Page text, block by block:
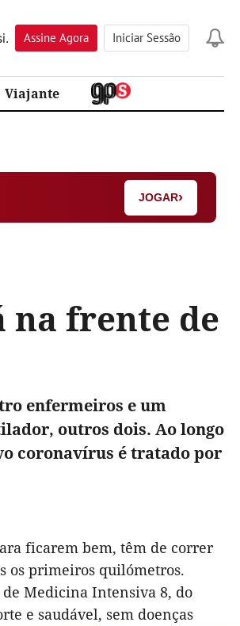
Assine Agora Iniciar Sessão
Viajante
JOGAR›
na frente de
enfermeiros e um
outros dois. Ao longo
coronavírus é tratado por
ficarem bem, têm de correr
os primeiros quilómetros.
Medicina Intensiva 8, do
e saudável, sem doenças